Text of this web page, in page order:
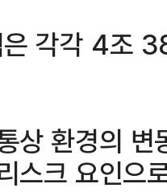
은 각각 4조
상 환경의
스크 요인으